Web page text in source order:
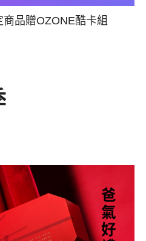
商品贈OZONE酷卡組